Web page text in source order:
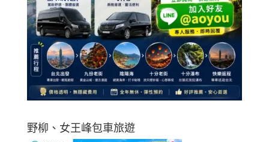
野柳、女王峰包車旅遊